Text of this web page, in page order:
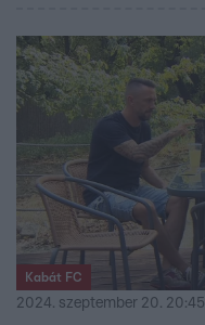
Kabát FC
2024. szeptember 20. 20:45